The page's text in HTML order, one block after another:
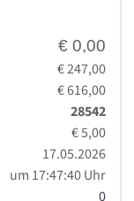
€ 0,00
€ 247,00
€ 616,00
28542
€ 5,00
17.05.2026
um 17:47:40 Uhr
0